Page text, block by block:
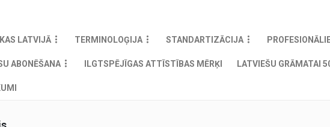
LATVIJĀ TERMINOLOĢIJA STANDARTIZĀCIJA
ABONĒŠANA ILGTSPĒJĪGAS ATTĪSTĪBAS MĒRĶI LATVIEŠU GRĀMATAI